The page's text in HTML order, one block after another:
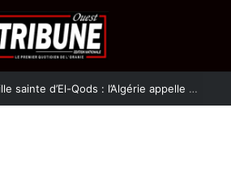
Protection de la ville sainte d’El-Qods : l’Algérie appelle à une action collective